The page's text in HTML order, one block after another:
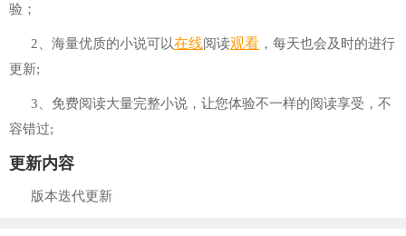
验；
2、海量优质的小说可以在线阅读观看 ，每天也会及时的进行
更新;
3、免费阅读大量完整小说，让您体验不一样的阅读享受，不
容错过;
更新内容
版本迭代更新